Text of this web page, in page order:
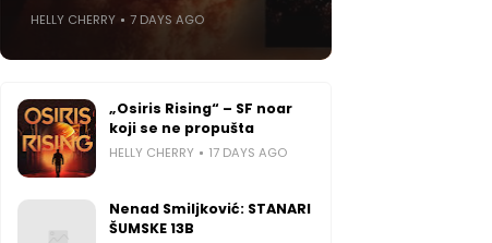
HELLY CHERRY 7 DAYS AGO
„Osiris Rising“ – SF noar
koji se ne propušta
HELLY CHERRY 17 DAYS AGO
Nenad Smiljković: STANARI
ŠUMSKE 13B